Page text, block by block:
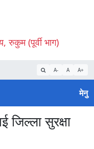
रुकुम (पूर्वी भाग)
A- A A+
मेनु
जिल्ला सुरक्षा